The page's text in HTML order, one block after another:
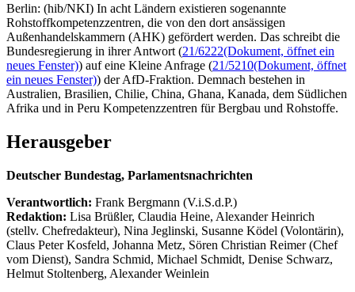
Berlin: (hib/NKI) In acht Ländern existieren sogenannte
Rohstoffkompetenzzentren, die von den dort ansässigen
Außenhandelskammern (AHK) gefördert werden. Das schreibt die
Bundesregierung in ihrer Antwort (21/6222(Dokument, öffnet ein
neues Fenster)) auf eine Kleine Anfrage (21/5210(Dokument, öffnet
ein neues Fenster)) der AfD-Fraktion. Demnach bestehen in
Australien, Brasilien, Chilie, China, Ghana, Kanada, dem Südlichen
Afrika und in Peru Kompetenzzentren für Bergbau und Rohstoffe.
Herausgeber
Deutscher Bundestag, Parlamentsnachrichten
Verantwortlich: Frank Bergmann (V.i.S.d.P.)
Redaktion: Lisa Brüßler, Claudia Heine, Alexander Heinrich
(stellv. Chefredakteur), Nina Jeglinski, Susanne Ködel (Volontärin),
Claus Peter Kosfeld, Johanna Metz, Sören Christian Reimer (Chef
vom Dienst), Sandra Schmid, Michael Schmidt, Denise Schwarz,
Helmut Stoltenberg, Alexander Weinlein